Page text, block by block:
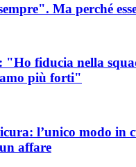
Ma perché
"Ho fiducia nella
più forti"
l’unico modo in
affare